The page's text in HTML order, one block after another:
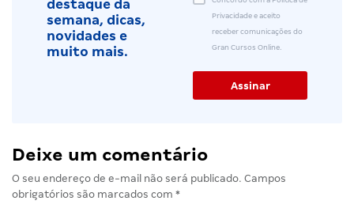
destaque da
semana, dicas,
novidades e
muito mais.
Privacidade e aceito
receber comunicações do
Gran Cursos Online.
Deixe um comentário
O seu endereço de e-mail não será publicado. Campos
obrigatórios são marcados com *